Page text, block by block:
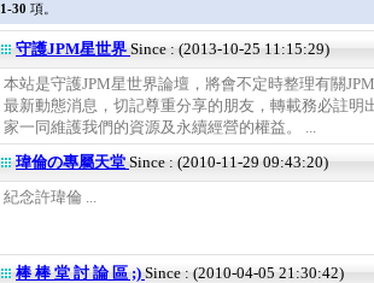
1-30 項。
守護JPM星世界Since : (2013-10-25 11:15:29)
本站是守護JPM星世界論壇，將會不定時整理有關
最新動態消息，切記尊重分享的朋友，轉載務必註明
家一同維護我們的資源及永續經營的權益。 ...
瑋倫の專屬天堂 Since : (2010-11-29 09:43:20)
紀念許瑋倫 ...
棒 棒 堂 討 論 區 ;) Since : (2010-04-05 21:30:42)